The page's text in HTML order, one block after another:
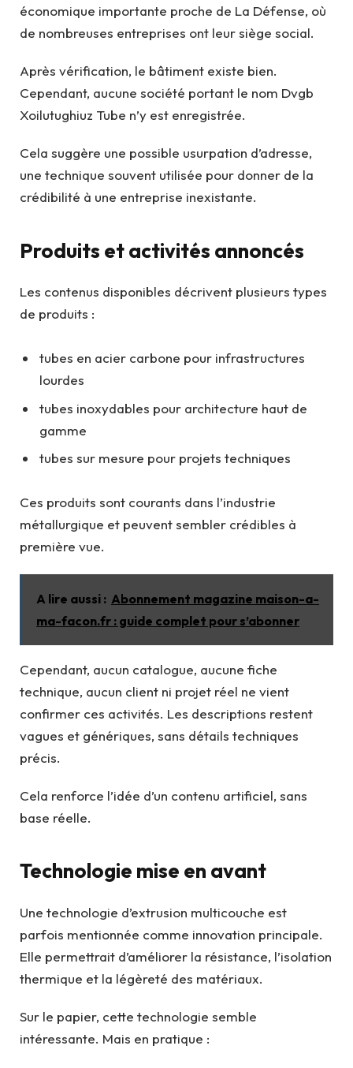
économique importante proche de La Défense, où
de nombreuses entreprises ont leur siège social.
Après vérification, le bâtiment existe bien.
Cependant, aucune société portant le nom Dvgb
Xoilutughiuz Tube n’y est enregistrée.
Cela suggère une possible usurpation d’adresse,
une technique souvent utilisée pour donner de la
crédibilité à une entreprise inexistante.
Produits et activités annoncés
Les contenus disponibles décrivent plusieurs types
de produits :
tubes en acier carbone pour infrastructures
lourdes
tubes inoxydables pour architecture haut de
gamme
tubes sur mesure pour projets techniques
Ces produits sont courants dans l’industrie
métallurgique et peuvent sembler crédibles à
première vue.
A lire aussi : Abonnement magazine maison-a-
ma-facon.fr : guide complet pour s’abonner
Cependant, aucun catalogue, aucune fiche
technique, aucun client ni projet réel ne vient
confirmer ces activités. Les descriptions restent
vagues et génériques, sans détails techniques
précis.
Cela renforce l’idée d’un contenu artificiel, sans
base réelle.
Technologie mise en avant
Une technologie d’extrusion multicouche est
parfois mentionnée comme innovation principale.
Elle permettrait d’améliorer la résistance, l’isolation
thermique et la légèreté des matériaux.
Sur le papier, cette technologie semble
intéressante. Mais en pratique :